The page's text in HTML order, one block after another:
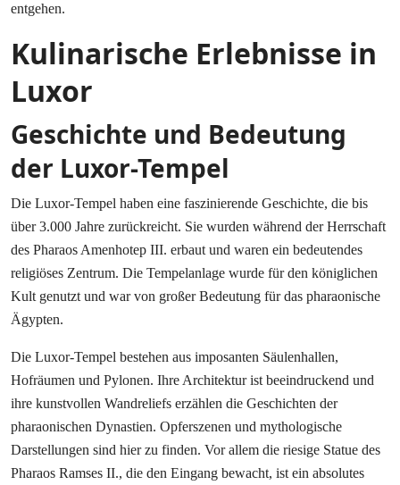
entgehen.
Kulinarische Erlebnisse in
Luxor
Geschichte und Bedeutung
der Luxor-Tempel
Die Luxor-Tempel haben eine faszinierende Geschichte, die bis
über 3.000 Jahre zurückreicht. Sie wurden während der Herrschaft
des Pharaos Amenhotep III. erbaut und waren ein bedeutendes
religiöses Zentrum. Die Tempelanlage wurde für den königlichen
Kult genutzt und war von großer Bedeutung für das pharaonische
Ägypten.
Die Luxor-Tempel bestehen aus imposanten Säulenhallen,
Hofräumen und Pylonen. Ihre Architektur ist beeindruckend und
ihre kunstvollen Wandreliefs erzählen die Geschichten der
pharaonischen Dynastien. Opferszenen und mythologische
Darstellungen sind hier zu finden. Vor allem die riesige Statue des
Pharaos Ramses II., die den Eingang bewacht, ist ein absolutes